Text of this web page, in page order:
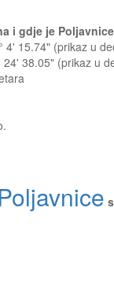
i gdje je
4' 15.74" (prikaz u
38.05" (prikaz u